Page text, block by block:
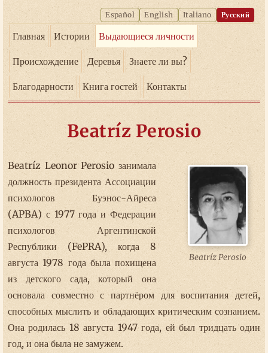
Español English Italiano Русский
Главная Истории Выдающиеся личности
Происхождение Деревья Знаете ли вы?
Благодарности Книга гостей Контакты
Beatríz Perosio
Beatríz Perosio
Beatríz Leonor Perosio занимала
должность президента Ассоциации
психологов Буэнос-Айреса
(APBA) с 1977 года и Федерации
психологов Аргентинской
Республики (FePRA), когда 8
августа 1978 года была похищена
из детского сада, который она
основала совместно с партнёром для воспитания детей,
способных мыслить и обладающих критическим сознанием.
Она родилась 18 августа 1947 года, ей был тридцать один
год, и она была не замужем.